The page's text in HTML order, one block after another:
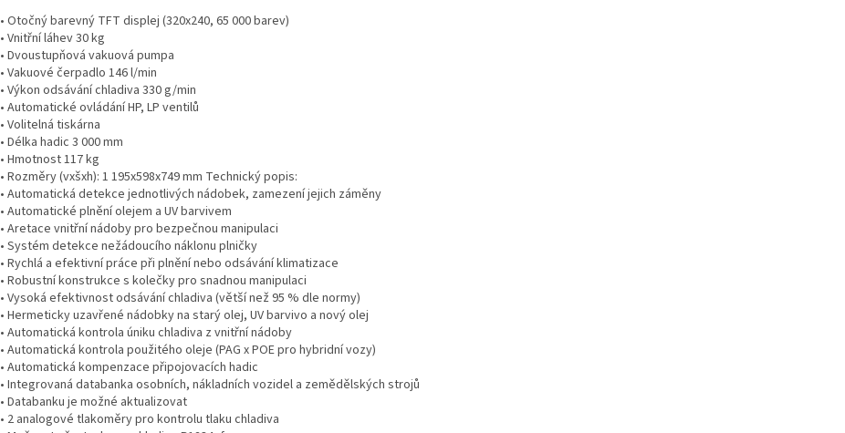
• Otočný barevný TFT displej (320x240, 65 000 barev)
• Vnitřní láhev 30 kg
• Dvoustupňová vakuová pumpa
• Vakuové čerpadlo 146 l/min
• Výkon odsávání chladiva 330 g/min
• Automatické ovládání HP, LP ventilů
• Volitelná tiskárna
• Délka hadic 3 000 mm
• Hmotnost 117 kg
• Rozměry (vxšxh): 1 195x598x749 mm Technický popis:
• Automatická detekce jednotlivých nádobek, zamezení jejich záměny
• Automatické plnění olejem a UV barvivem
• Aretace vnitřní nádoby pro bezpečnou manipulaci
• Systém detekce nežádoucího náklonu plničky
• Rychlá a efektivní práce při plnění nebo odsávání klimatizace
• Robustní konstrukce s kolečky pro snadnou manipulaci
• Vysoká efektivnost odsávání chladiva (větší než 95 % dle normy)
• Hermeticky uzavřené nádobky na starý olej, UV barvivo a nový olej
• Automatická kontrola úniku chladiva z vnitřní nádoby
• Automatická kontrola použitého oleje (PAG x POE pro hybridní vozy)
• Automatická kompenzace připojovacích hadic
• Integrovaná databanka osobních, nákladních vozidel a zemědělských strojů
• Databanku je možné aktualizovat
• 2 analogové tlakoměry pro kontrolu tlaku chladiva